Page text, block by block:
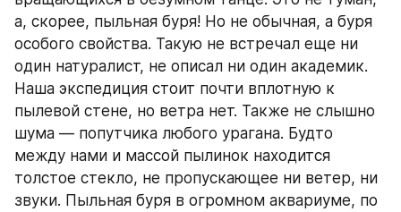
а, скорее, пыльная буря! Но не обычная, а буря
особого свойства. Такую не встречал еще ни
один натуралист, не описал ни один академик.
Наша экспедиция стоит почти вплотную к
пылевой стене, но ветра нет. Также не слышно
шума — попутчика любого урагана. Будто
между нами и массой пылинок находится
толстое стекло, не пропускающее ни ветер, ни
звуки. Пыльная буря в огромном аквариуме, по